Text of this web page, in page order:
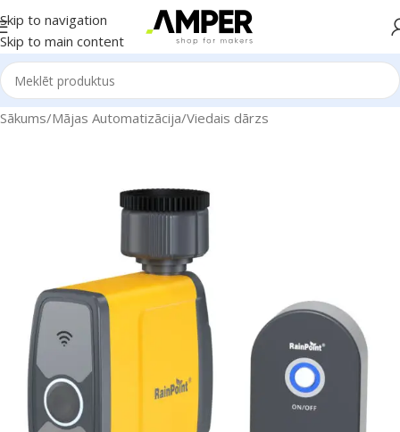
Skip to navigation
Skip to main content
Sākums/Mājas Automatizācija/Viedais dārzs